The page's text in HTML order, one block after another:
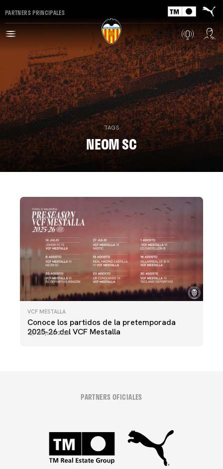
PARTNERS PRINCIPALES
TAGS
NEOM SC
VCF MESTALLA
Conoce los partidos de la pretemporada
2025-26 del VCF Mestalla
09 julio 2025
PARTNERS OFICIALES